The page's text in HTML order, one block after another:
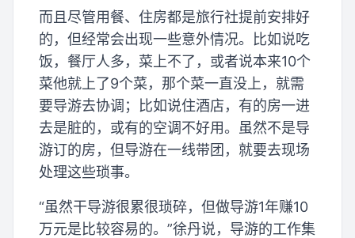
而且尽管用餐、住房都是旅行社提前安排好
的，但经常会出现一些意外情况。比如说吃
饭，餐厅人多，菜上不了，或者说本来10个
菜他就上了9个菜，那个菜一直没上，就需
要导游去协调；比如说住酒店，有的房一进
去是脏的，或有的空调不好用。虽然不是导
游订的房，但导游在一线带团，就要去现场
处理这些琐事。
“虽然干导游很累很琐碎，但做导游1年赚10
万元是比较容易的。”徐丹说，导游的工作集